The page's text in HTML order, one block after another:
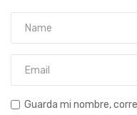
Guarda mi nombre,